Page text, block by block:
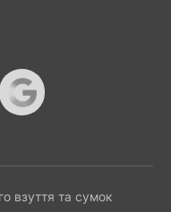
взуття та сумок